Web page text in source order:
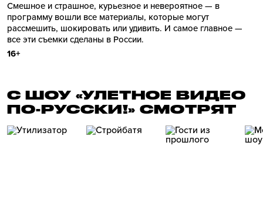
Смешное и страшное, курьезное и невероятное — в
программу вошли все материалы, которые могут
рассмешить, шокировать или удивить. И самое главное —
все эти съемки сделаны в России.
16+
С ШОУ «УЛЕТНОЕ ВИДЕО
ПО-РУССКИ!» СМОТРЯТ